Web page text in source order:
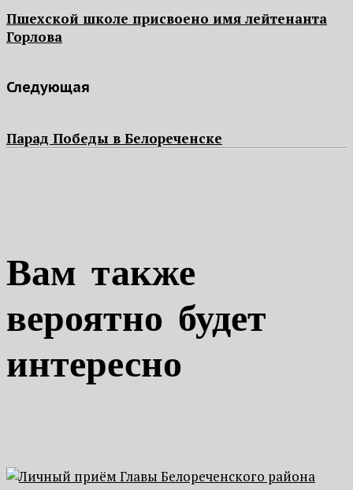
Пшехской школе присвоено имя лейтенанта
Горлова
Следующая
Парад Победы в Белореченске
Вам также
вероятно будет
интересно